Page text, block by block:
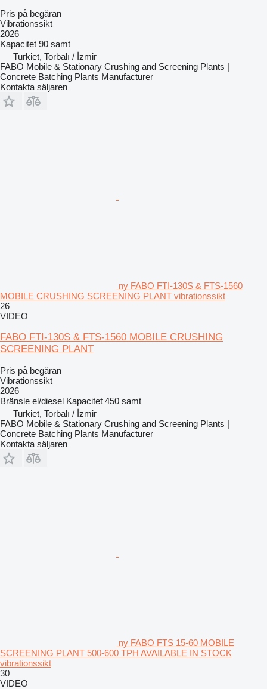
Pris på begäran
Vibrationssikt
2026
Kapacitet 90 samt
Turkiet, Torbalı / İzmir
FABO Mobile & Stationary Crushing and Screening Plants |
Concrete Batching Plants Manufacturer
Kontakta säljaren
ny FABO FTI-130S & FTS-1560
MOBILE CRUSHING SCREENING PLANT vibrationssikt
26
VIDEO
FABO FTI-130S & FTS-1560 MOBILE CRUSHING
SCREENING PLANT
Pris på begäran
Vibrationssikt
2026
Bränsle el/diesel Kapacitet 450 samt
Turkiet, Torbalı / İzmir
FABO Mobile & Stationary Crushing and Screening Plants |
Concrete Batching Plants Manufacturer
Kontakta säljaren
ny FABO FTS 15-60 MOBILE
SCREENING PLANT 500-600 TPH AVAILABLE IN STOCK
vibrationssikt
30
VIDEO